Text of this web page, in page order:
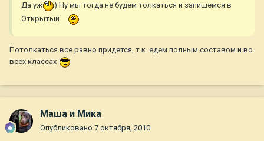
Да уж
) Ну мы тогда не будем толкаться и запишемся в
Открытый
Потолкаться все равно придется, т.к. едем полным составом и во
всех классах
Маша и Мика
Опубликовано 7 октября, 2010